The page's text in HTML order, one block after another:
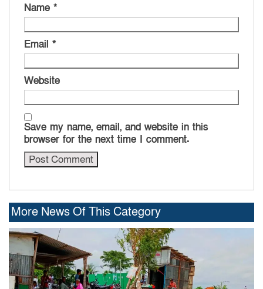
Name *
Email *
Website
Save my name, email, and website in this
browser for the next time I comment.
More News Of This Category